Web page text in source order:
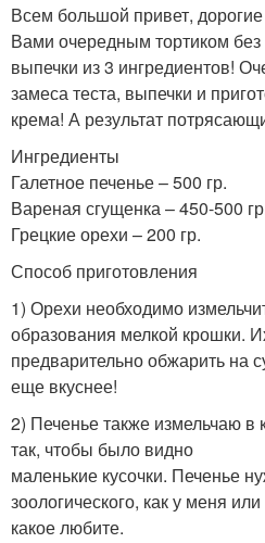
Всем большой привет,
Вами очередным тортиком без
выпечки из 3 ингредиентов!
замеса теста, выпечки и
крема! А результат
Ингредиенты
Галетное печенье – 500 гр.
Вареная сгущенка – 450-500
Грецкие орехи – 200 гр.
Способ приготовления
1) Орехи необходимо
образования мелкой крошки.
предварительно обжарить на
еще вкуснее!
2) Печенье также измельчаю в
так, чтобы было видно
маленькие кусочки. Печенье
зоологического, как у меня
какое любите.